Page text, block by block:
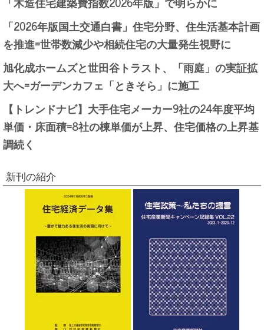
「2026年版国土交通白書」住宅分野、住生活基本計画
を推進=世帯数減少や相続住宅の大量発生視野に
旭化成ホームズと世田谷トラスト、「雨庭」の実証拡
大へ=ガーデンカフェ「ときそら」に施工
【トレンドナビ】大手住宅メーカー9社の24年度平均
単価・床面積=8社の棟単価が上昇、住宅価格の上昇基
調続く
新刊の紹介